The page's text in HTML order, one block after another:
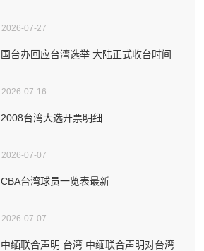
2026-07-27
国台办回应台湾选举 大陆正式收台时间
2026-07-16
2008台湾大选开票明细
2026-07-07
CBA台湾球员一览表最新
2026-07-07
中缅联合声明 台湾 中缅联合声明对台湾